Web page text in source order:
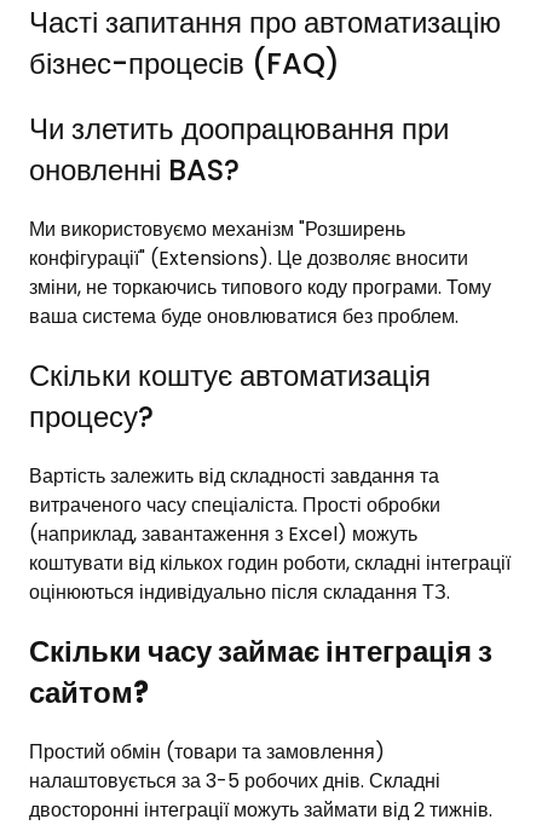
Часті запитання про автоматизацію
бізнес-процесів (FAQ)
Чи злетить доопрацювання при
оновленні BAS?
Ми використовуємо механізм "Розширень
конфігурації" (Extensions). Це дозволяє вносити
зміни, не торкаючись типового коду програми. Тому
ваша система буде оновлюватися без проблем.
Скільки коштує автоматизація
процесу?
Вартість залежить від складності завдання та
витраченого часу спеціаліста. Прості обробки
(наприклад, завантаження з Excel) можуть
коштувати від кількох годин роботи, складні інтеграції
оцінюються індивідуально після складання ТЗ.
Скільки часу займає інтеграція з
сайтом?
Простий обмін (товари та замовлення)
налаштовується за 3-5 робочих днів. Складні
двосторонні інтеграції можуть займати від 2 тижнів.